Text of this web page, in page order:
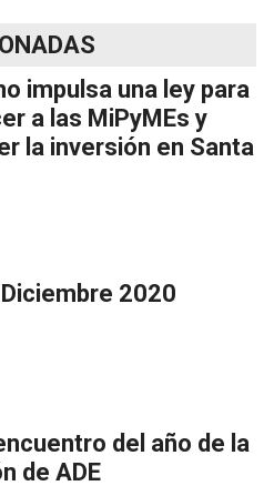
impulsa una ley para
a las MiPyMEs y
la inversión en Santa
2020
del año de la
de ADE